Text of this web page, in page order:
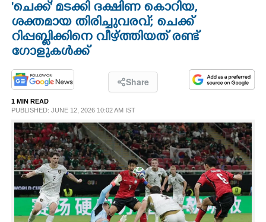
OPINION
PHOTOS
SPIRITUAL
INFO+
ART
'ചെക്ക്' മടക്കി ദക്ഷിണ കൊറിയ,
ശക്തമായ തിരിച്ചുവരവ്; ചെക്ക്
റിപ്പബ്ലിക്കിനെ വീഴ്ത്തിയത് രണ്ട്
ഗോളുകൾക്ക്
Share
1 MIN READ
PUBLISHED: JUNE 12, 2026 10:02 AM IST